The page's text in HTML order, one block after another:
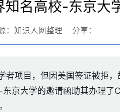
名高校-东京大
：知识人网整理 分享：
者项目，但因美国签证被拒，
京大学的邀请函助其办理了